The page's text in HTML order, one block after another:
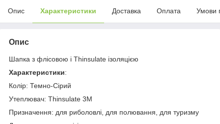
Опис Характеристики Доставка Оплата Умови
Опис
Шапка з флісовою і Thinsulate ізоляцією
Характеристики:
Колір: Темно-Сірий
Утеплювач: Thinsulate 3M
Призначення: для риболовлі, для полювання, для туризму